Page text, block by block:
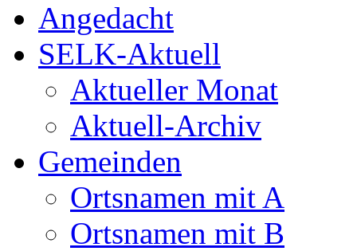
Angedacht
SELK-Aktuell
Aktueller Monat
Aktuell-Archiv
Gemeinden
Ortsnamen mit A
Ortsnamen mit B